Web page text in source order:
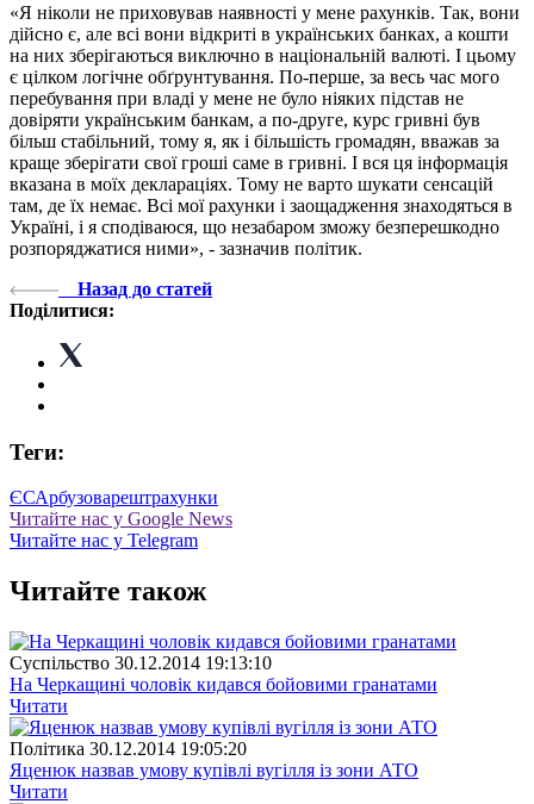
«Я ніколи не приховував наявності у мене рахунків. Так, вони
дійсно є, але всі вони відкриті в українських банках, а кошти
на них зберігаються виключно в національній валюті. І цьому
є цілком логічне обґрунтування. По-перше, за весь час мого
перебування при владі у мене не було ніяких підстав не
довіряти українським банкам, а по-друге, курс гривні був
більш стабільний, тому я, як і більшість громадян, вважав за
краще зберігати свої гроші саме в гривні. І вся ця інформація
вказана в моїх деклараціях. Тому не варто шукати сенсацій
там, де їх немає. Всі мої рахунки і заощадження знаходяться в
Україні, і я сподіваюся, що незабаром зможу безперешкодно
розпоряджатися ними», - зазначив політик.
Назад до статей
Поділитися:
Теги:
ЄСАрбузоварештрахунки
Читайте нас у Google News
Читайте нас у Telegram
Читайте також
Суспiльство 30.12.2014 19:13:10
На Черкащині чоловік кидався бойовими гранатами
Читати
Полiтика 30.12.2014 19:05:20
Яценюк назвав умову купівлі вугілля із зони АТО
Читати